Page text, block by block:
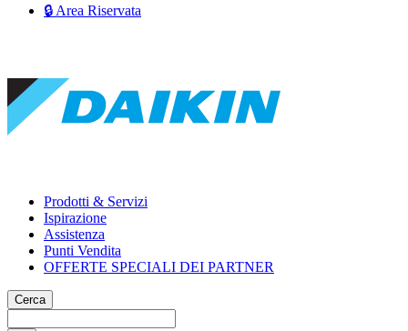
🔒 Area Riservata
Prodotti & Servizi
Ispirazione
Assistenza
Punti Vendita
OFFERTE SPECIALI DEI PARTNER
Cerca